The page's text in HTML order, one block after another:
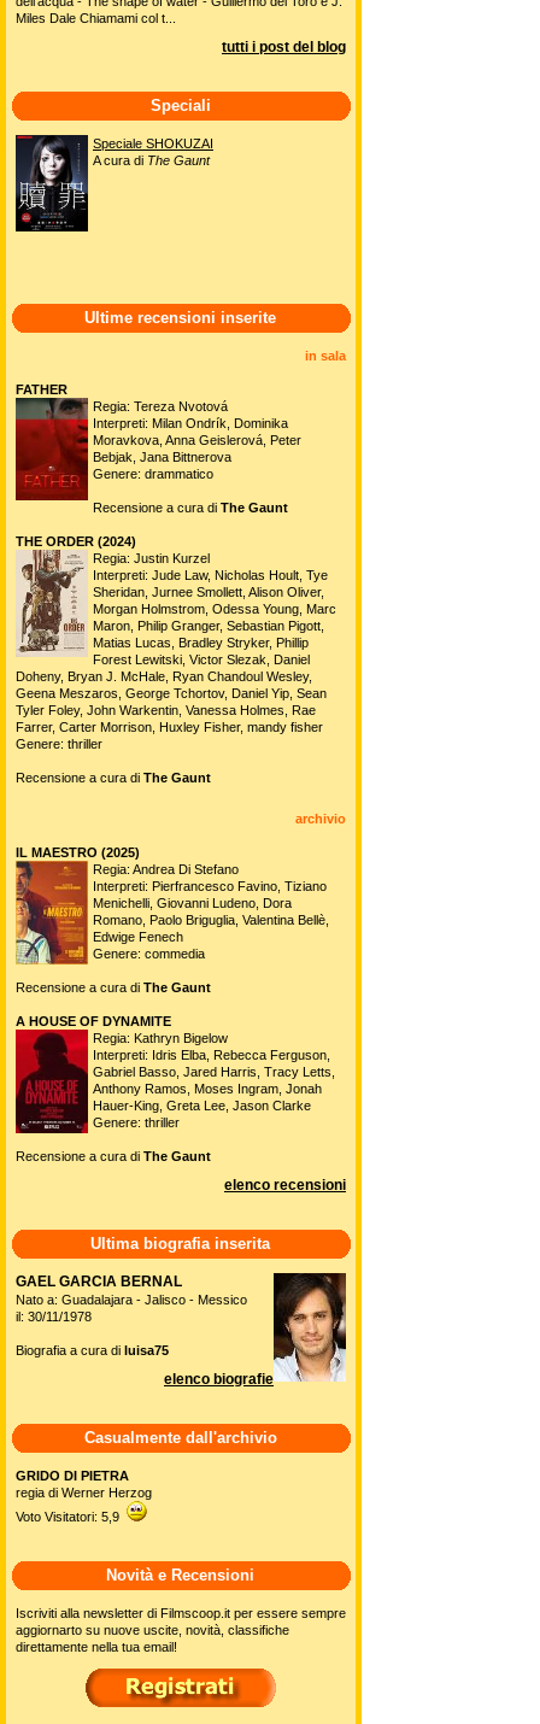
Miles Dale Chiamami col t...
tutti i post del blog
Speciali
Speciale SHOKUZAI
A cura di The Gaunt
Ultime recensioni inserite
in sala
FATHER
Regia: Tereza Nvotová
Interpreti: Milan Ondrík, Dominika
Moravkova, Anna Geislerová, Peter
Bebjak, Jana Bittnerova
Genere: drammatico
Recensione a cura di The Gaunt
THE ORDER (2024)
Regia: Justin Kurzel
Interpreti: Jude Law, Nicholas Hoult, Tye
Sheridan, Jurnee Smollett, Alison Oliver,
Morgan Holmstrom, Odessa Young, Marc
Maron, Philip Granger, Sebastian Pigott,
Matias Lucas, Bradley Stryker, Phillip
Forest Lewitski, Victor Slezak, Daniel
Doheny, Bryan J. McHale, Ryan Chandoul Wesley,
Geena Meszaros, George Tchortov, Daniel Yip, Sean
Tyler Foley, John Warkentin, Vanessa Holmes, Rae
Farrer, Carter Morrison, Huxley Fisher, mandy fisher
Genere: thriller
Recensione a cura di The Gaunt
archivio
IL MAESTRO (2025)
Regia: Andrea Di Stefano
Interpreti: Pierfrancesco Favino, Tiziano
Menichelli, Giovanni Ludeno, Dora
Romano, Paolo Briguglia, Valentina Bellè,
Edwige Fenech
Genere: commedia
Recensione a cura di The Gaunt
A HOUSE OF DYNAMITE
Regia: Kathryn Bigelow
Interpreti: Idris Elba, Rebecca Ferguson,
Gabriel Basso, Jared Harris, Tracy Letts,
Anthony Ramos, Moses Ingram, Jonah
Hauer-King, Greta Lee, Jason Clarke
Genere: thriller
Recensione a cura di The Gaunt
elenco recensioni
Ultima biografia inserita
GAEL GARCIA BERNAL
Nato a: Guadalajara - Jalisco - Messico
il: 30/11/1978
Biografia a cura di luisa75
elenco biografie
Casualmente dall'archivio
GRIDO DI PIETRA
regia di Werner Herzog
Voto Visitatori: 5,9
Novità e Recensioni
Iscriviti alla newsletter di Filmscoop.it per essere sempre
aggiornarto su nuove uscite, novità, classifiche
direttamente nella tua email!